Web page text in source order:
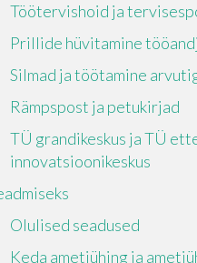
Töötervishoid ja
Prillide hüvitamine
Silmad ja töötamine
Rämpspost ja petukirjad
TÜ grandikeskus ja TÜ
innovatsioonikeskus
Olulised seadused
Keda ametiühing ja